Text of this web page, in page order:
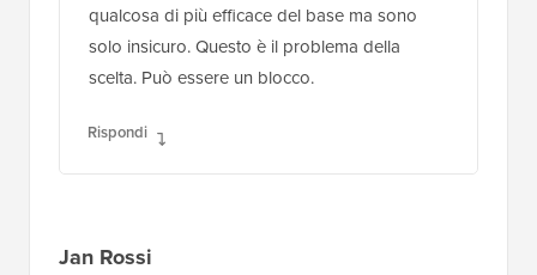
qualcosa di più efficace del base ma sono
solo insicuro. Questo è il problema della
scelta. Può essere un blocco.
Rispondi
Jan Rossi